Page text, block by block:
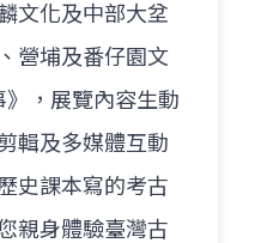
文化及中部大坌
營埔及番仔園文
，展覽內容生動
輯及多媒體互動
史課本寫的考古
親身體驗臺灣古